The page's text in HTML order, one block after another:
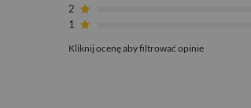
2
1
Kliknij ocenę aby filtrować opinie